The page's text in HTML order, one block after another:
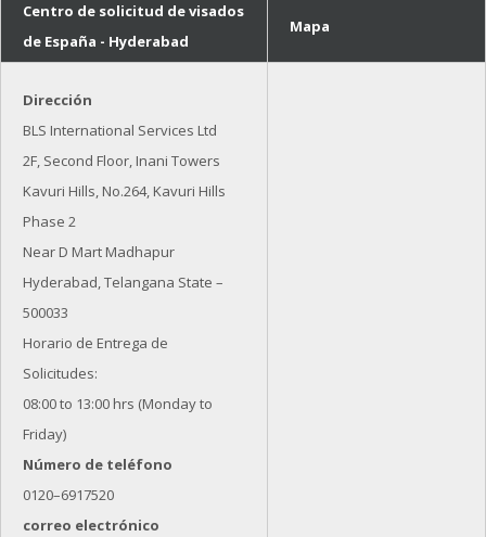
Centro de solicitud de visados
de España - Hyderabad
Mapa
Dirección
BLS International Services Ltd
2F, Second Floor, Inani Towers
Kavuri Hills, No.264, Kavuri Hills
Phase 2
Near D Mart Madhapur
Hyderabad, Telangana State –
500033
Horario de Entrega de
Solicitudes:
08:00 to 13:00 hrs (Monday to
Friday)
Número de teléfono
0120–6917520
correo electrónico